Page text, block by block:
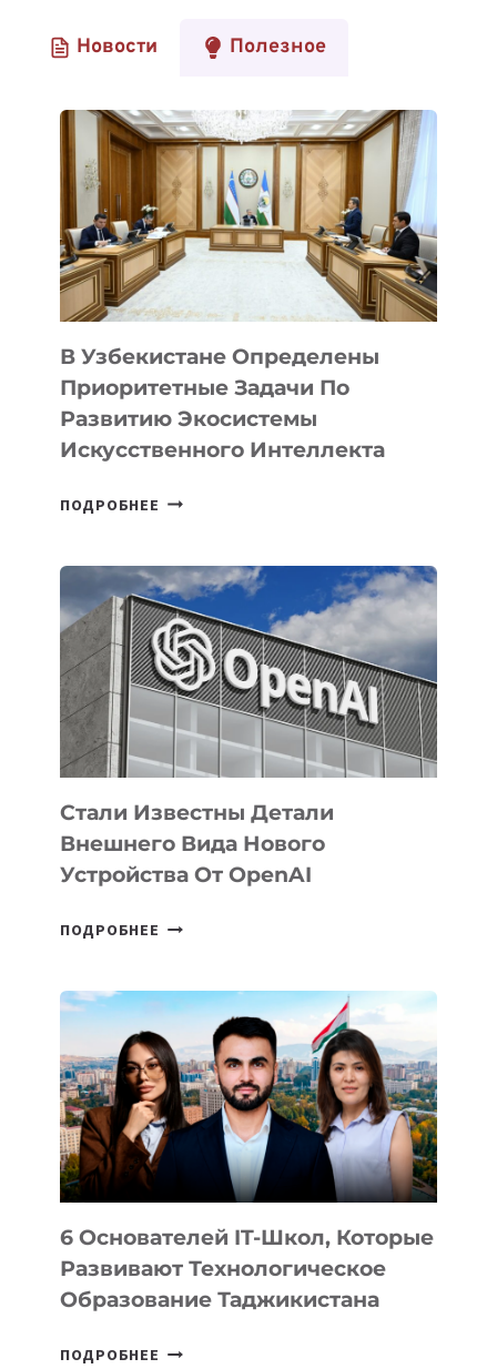
Новости Полезное
В Узбекистане Определены
Приоритетные Задачи По
Развитию Экосистемы
Искусственного Интеллекта
ПОДРОБНЕЕ В
ПРИОРИТЕТНЫЕ
ЗАДАЧИ
ПО
РАЗВИТИЮ
ЭКОСИСТЕМЫ
ИСКУССТВЕННОГО
ИНТЕЛЛЕКТА
Стали Известны Детали
Внешнего Вида Нового
Устройства От OpenAI
ПОДРОБНЕЕ СТАЛИ
ВНЕШНЕГО
ВИДА
НОВОГО
УСТРОЙСТВА
ОТ
OPENAI
6 Основателей IT-Школ, Которые
Развивают Технологическое
Образование Таджикистана
ПОДРОБНЕЕ